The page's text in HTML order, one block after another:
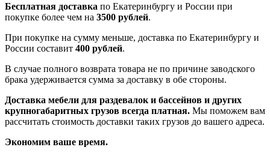
Бесплатная доставка по Екатеринбургу и России при
покупке более чем на 3500 рублей.
При покупке на сумму меньше, доставка по Екатеринбургу и
России составит 400 рублей.
В случае полного возврата товара не по причине заводского
брака удерживается сумма за доставку в обе стороны.
Доставка мебели для раздевалок и бассейнов и других
крупногабаритных грузов всегда платная. Мы поможем вам
рассчитать стоимость доставки таких грузов до вашего адреса.
Экономим ваше время.